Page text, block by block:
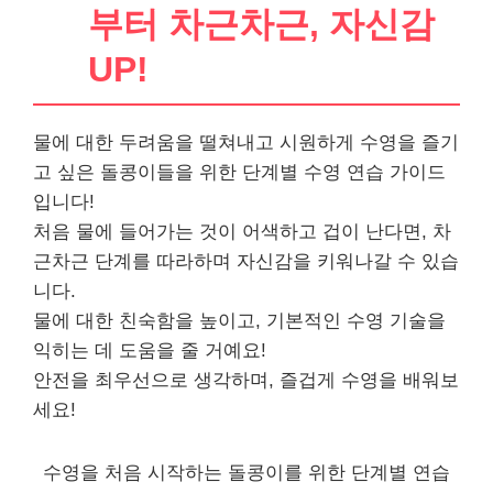
부터 차근차근, 자신감
UP!
물에 대한 두려움을 떨쳐내고 시원하게 수영을 즐기
고 싶은 돌콩이들을 위한 단계별 수영 연습 가이드
입니다!
처음 물에 들어가는 것이 어색하고 겁이 난다면, 차
근차근 단계를 따라하며 자신감을 키워나갈 수 있습
니다.
물에 대한 친숙함을 높이고, 기본적인 수영 기술을
익히는 데 도움을 줄 거예요!
안전을 최우선으로 생각하며, 즐겁게 수영을 배워보
세요!
수영을 처음 시작하는 돌콩이를 위한 단계별 연습